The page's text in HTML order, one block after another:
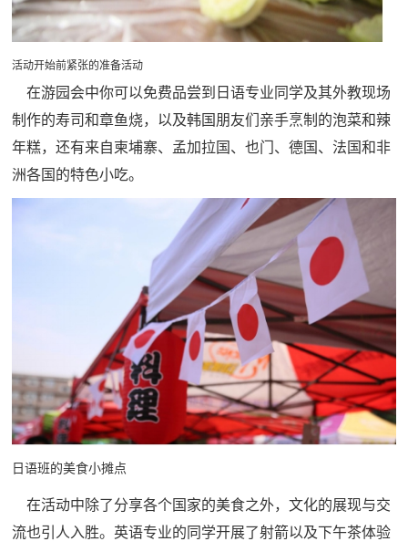
活动开始前紧张的准备活动
在游园会中你可以免费品尝到日语专业同学及其外教现场
制作的寿司和章鱼烧，以及韩国朋友们亲手烹制的泡菜和辣
年糕，还有来自柬埔寨、孟加拉国、也门、德国、法国和非
洲各国的特色小吃。
日语班的美食小摊点
在活动中除了分享各个国家的美食之外，文化的展现与交
流也引人入胜。英语专业的同学开展了射箭以及下午茶体验